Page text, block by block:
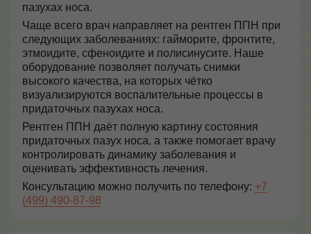
пазухах носа.
Чаще всего врач направляет на рентген ППН при
следующих заболеваниях: гайморите, фронтите,
этмоидите, сфеноидите и полисинусите. Наше
оборудование позволяет получать снимки
высокого качества, на которых чётко
визуализируются воспалительные процессы в
придаточных пазухах носа.
Рентген ППН даёт полную картину состояния
придаточных пазух носа, а также помогает врачу
контролировать динамику заболевания и
оценивать эффективность лечения.
Консультацию можно получить по телефону: +7
(499) 490-87-98